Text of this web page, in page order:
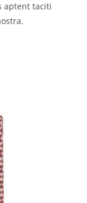
aptent taciti